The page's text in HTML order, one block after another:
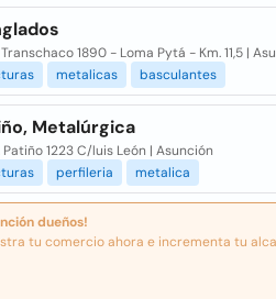
1890 - Loma Pytá - Km. 11,5 |
metalicas basculantes
Metalúrgica
Patiño 1223 C/luis León | Asunción
perfileria metalica
dueños!
tu comercio ahora e incrementa tu